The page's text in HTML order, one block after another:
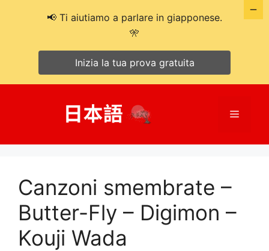
Menù
Canzoni smembrate –
Butter-Fly – Digimon –
Kouji Wada
📢 Ti aiutiamo a parlare in giapponese.
🎌
Inizia la tua prova gratuita